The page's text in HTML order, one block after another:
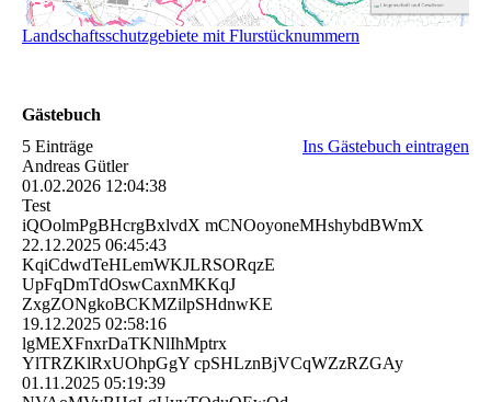
Landschaftsschutzgebiete mit Flurstücknummern
Gästebuch
5 Einträge
Ins Gästebuch eintragen
Andreas Gütler
01.02.2026 12:04:38
Test
iQOolmPgBHcrgBxlvdX mCNOoyoneMHshybdBWmX
22.12.2025 06:45:43
KqiCdwdTeHLemWKJLRSORqz­E
UpFqDmTdOswCaxnMKKqJ
ZxgZONgkoBCKMZilpSHdnwKE
19.12.2025 02:58:16
lgMEXFnxrDaTKNlIhMptrx
YlTRZKlRxUOhpGgY cpSHLznBjVCqWZzRZGAy
01.11.2025 05:19:39